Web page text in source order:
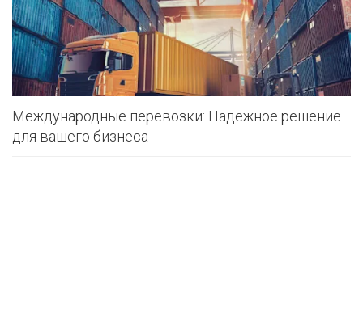
Международные перевозки: Надежное решение
для вашего бизнеса